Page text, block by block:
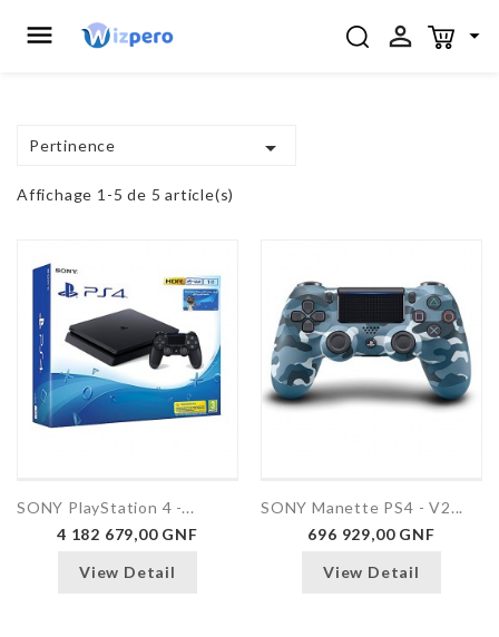
 

Pertinence 
Affichage 1-5 de 5 article(s)
SONY PlayStation 4 -...
4 182 679,00 GNF
View Detail
SONY Manette PS4 - V2...
696 929,00 GNF
View Detail